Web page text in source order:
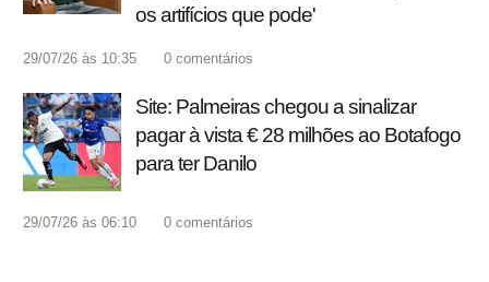
os artifícios que pode'
29/07/26 às 10:35 0 comentários
Site: Palmeiras chegou a sinalizar
pagar à vista € 28 milhões ao Botafogo
para ter Danilo
29/07/26 às 06:10 0 comentários